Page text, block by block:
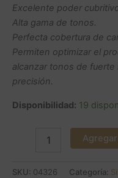
Excelente poder
Alta gama de tonos.
Perfecta cobertura de
Permiten optimizar el
alcanzar tonos de
precisión.
Disponibilidad: 19
SKU: 04326 Categoría: